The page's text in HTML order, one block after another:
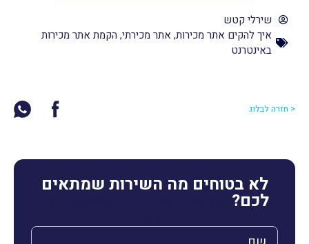
שירלי קטש
איך להקים אתר מכירות, אתר מכירתי, הקמת אתר מכירות
באינטרנט
< חזרה לבלוג
לא בטוחים מה השירות שמתאים
לכם?
השם שלך (חובה)